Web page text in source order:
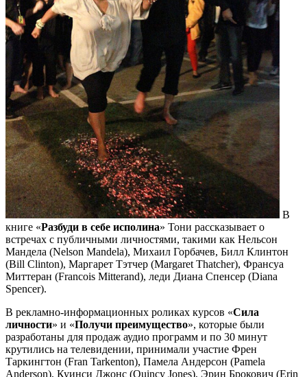
В
книге «Разбуди в себе исполина» Тони рассказывает о
встречах с публичными личностями, такими как Нельсон
Мандела (Nelson Mandela), Михаил Горбачев, Билл Клинтон
(Bill Clinton), Маргарет Тэтчер (Margaret Thatcher), Франсуа
Миттеран (Francois Mitterand), леди Диана Спенсер (Diana
Spencer).
В рекламно-информационных роликах курсов «Сила
личности» и «Получи преимущество», которые были
разработаны для продаж аудио программ и по 30 минут
крутились на телевидении, принимали участие Френ
Таркингтон (Fran Tarkenton), Памела Андерсон (Pamela
Anderson), Куинси Джонс (Quincy Jones), Эрин Брокович (Erin